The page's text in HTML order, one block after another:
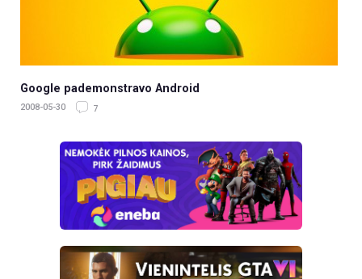
Google pademonstravo Android
2008-05-30 7